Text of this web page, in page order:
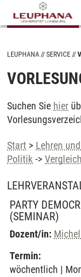
LEUPHANA SERVICE
Suchen Sie hier
Start > Lehren
Politik ->
PARTY
(SEMINAR)
Dozent/in:
Termin:
wöchentlich |